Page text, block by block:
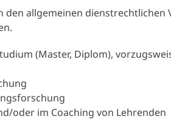
allgemeinen dienstrechtlichen
(Master, Diplom),
oder im Coaching von Lehrenden